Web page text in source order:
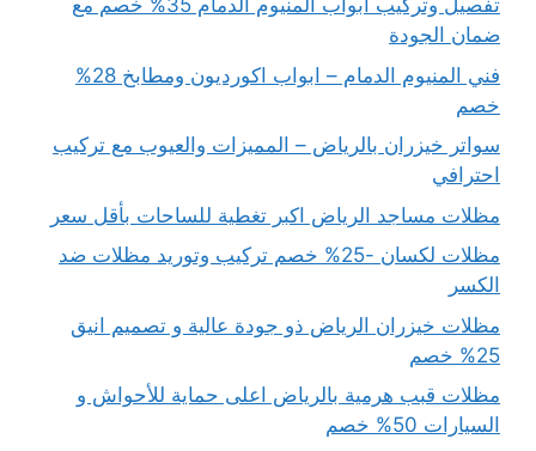
تفصيل وتركيب ابواب المنيوم الدمام 35% خصم مع
ضمان الجودة
فني المنيوم الدمام – ابواب اكورديون ومطابخ 28%
خصم
سواتر خيزران بالرياض – المميزات والعيوب مع تركيب
احترافي
مظلات مساجد الرياض اكبر تغطية للساحات بأقل سعر
مظلات لكسان -25% خصم تركيب وتوريد مظلات ضد
الكسر
مظلات خيزران الرياض ذو جودة عالية و تصميم انيق
25% خصم
مظلات قبب هرمية بالرياض اعلى حماية للأحواش و
السيارات 50% خصم